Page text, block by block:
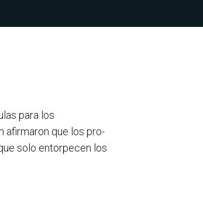
para los
afirmaron que los pro­
solo entorpecen los